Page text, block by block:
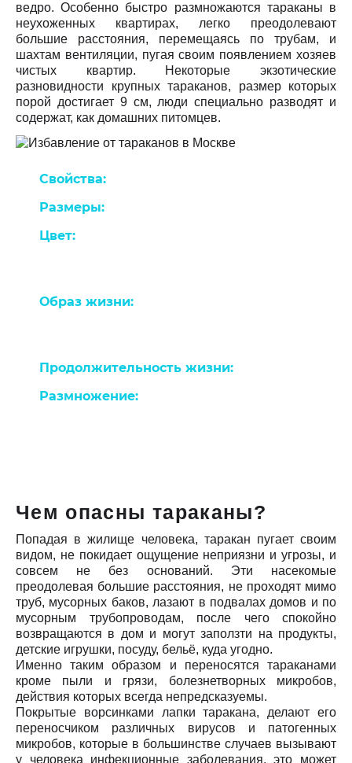
ведро. Особенно быстро размножаются тараканы в
неухоженных квартирах, легко преодолевают
большие расстояния, перемещаясь по трубам, и
шахтам вентиляции, пугая своим появлением хозяев
чистых квартир. Некоторые экзотические
разновидности крупных тараканов, размер которых
порой достигает 9 см, люди специально разводят и
содержат, как домашних питомцев.
Свойства:
Размеры:
Цвет:
Образ жизни:
Продолжительность жизни:
Размножение:
Чем опасны тараканы?
Попадая в жилище человека, таракан пугает своим
видом, не покидает ощущение неприязни и угрозы, и
совсем не без оснований. Эти насекомые
преодолевая большие расстояния, не проходят мимо
труб, мусорных баков, лазают в подвалах домов и по
мусорным трубопроводам, после чего спокойно
возвращаются в дом и могут заползти на продукты,
детские игрушки, посуду, бельё, куда угодно.
Именно таким образом и переносятся тараканами
кроме пыли и грязи, болезнетворных микробов,
действия которых всегда непредсказуемы.
Покрытые ворсинками лапки таракана, делают его
переносчиком различных вирусов и патогенных
микробов, которые в большинстве случаев вызывают
у человека инфекционные заболевания, это может